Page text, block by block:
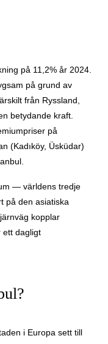
på 11,2% år 2024.
på grund av
från Ryssland,
betydande kraft.
på
(Kadıköy, Üsküdar)
— världens tredje
på den asiatiska
kopplar
ett dagligt
i Europa sett till